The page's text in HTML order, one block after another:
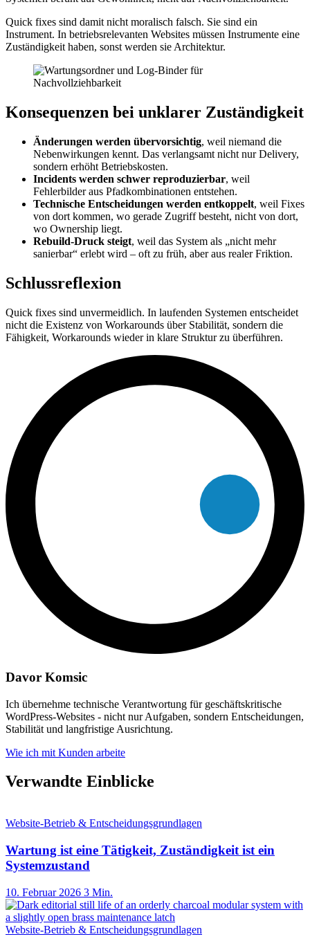
Quick fixes sind damit nicht moralisch falsch. Sie sind ein
Instrument. In betriebsrelevanten Websites müssen Instrumente eine
Zuständigkeit haben, sonst werden sie Architektur.
Konsequenzen bei unklarer Zuständigkeit
Änderungen werden übervorsichtig, weil niemand die
Nebenwirkungen kennt. Das verlangsamt nicht nur Delivery,
sondern erhöht Betriebskosten.
Incidents werden schwer reproduzierbar, weil
Fehlerbilder aus Pfadkombinationen entstehen.
Technische Entscheidungen werden entkoppelt, weil Fixes
von dort kommen, wo gerade Zugriff besteht, nicht von dort,
wo Ownership liegt.
Rebuild-Druck steigt, weil das System als „nicht mehr
sanierbar“ erlebt wird – oft zu früh, aber aus realer Friktion.
Schlussreflexion
Quick fixes sind unvermeidlich. In laufenden Systemen entscheidet
nicht die Existenz von Workarounds über Stabilität, sondern die
Fähigkeit, Workarounds wieder in klare Struktur zu überführen.
Davor Komsic
Ich übernehme technische Verantwortung für geschäftskritische
WordPress-Websites - nicht nur Aufgaben, sondern Entscheidungen,
Stabilität und langfristige Ausrichtung.
Wie ich mit Kunden arbeite
Verwandte Einblicke
Website-Betrieb & Entscheidungsgrundlagen
Wartung ist eine Tätigkeit, Zuständigkeit ist ein
Systemzustand
10. Februar 2026 3 Min.
Website-Betrieb & Entscheidungsgrundlagen